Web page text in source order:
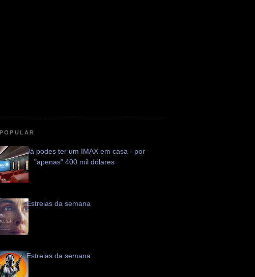
POPULAR
Já podes ter um IMAX em casa - por
"apenas" 400 mil dólares
Estreias da semana
Estreias da semana